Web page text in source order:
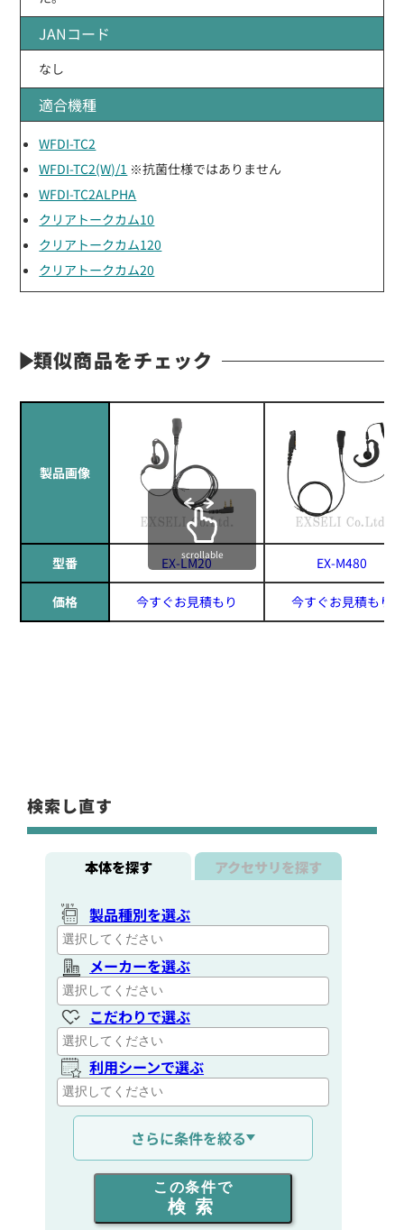
JANコード
なし
適合機種
WFDI-TC2
WFDI-TC2(W)/1 ※抗菌仕様ではありません
WFDI-TC2ALPHA
クリアトークカム10
クリアトークカム120
クリアトークカム20
類似商品をチェック
製品画像
型番 EX-LM20 EX-M480
価格 今すぐお見積もり 今すぐお見積もり
scrollable
検索し直す
本体を探す アクセサリを探す
製品種別を選ぶ
メーカーを選ぶ
こだわりで選ぶ
利用シーンで選ぶ
通信距離を選ぶ
出力を選ぶ
同時通話人数を選ぶ
さらに条件を絞る
この条件で
検索